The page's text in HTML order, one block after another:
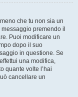
che tu non sia un
premendo il
Puoi modificare un
dopo il suo
in questione. Se
una modifica,
quante volte l’hai
cancellare un